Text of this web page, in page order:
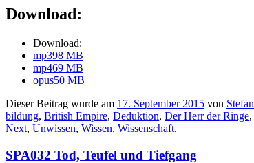
Download:
Download:
mp398 MB
mp469 MB
opus50 MB
Dieser Beitrag wurde am 17. September 2015 von Stefan
bildung, British Empire, Deduktion, Der Herr der Ringe,
Next, Unwissen, Wissen, Wissenschaft.
SPA032 Tod, Teufel und Tiefgang